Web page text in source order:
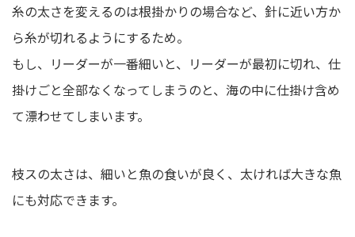
糸の太さを変えるのは根掛かりの場合など、針に近い方か
ら糸が切れるようにするため。
もし、リーダーが一番細いと、リーダーが最初に切れ、仕
掛けごと全部なくなってしまうのと、海の中に仕掛け含め
て漂わせてしまいます。
枝スの太さは、細いと魚の食いが良く、太ければ大きな魚
にも対応できます。